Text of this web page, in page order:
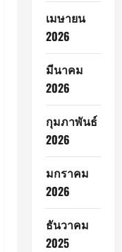
เมษายน
2026
มีนาคม
2026
กุมภาพันธ์
2026
มกราคม
2026
ธันวาคม
2025